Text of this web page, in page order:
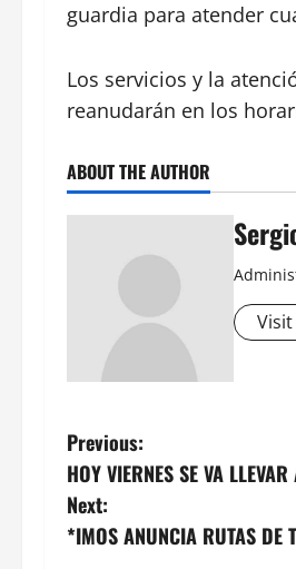
guardia para atender
Los servicios y la
reanudarán en los
ABOUT THE AUTHOR
P
o
s
Previous:
HOY VIERNES SE VA
Next:
*IMOS ANUNCIA RUTAS DE